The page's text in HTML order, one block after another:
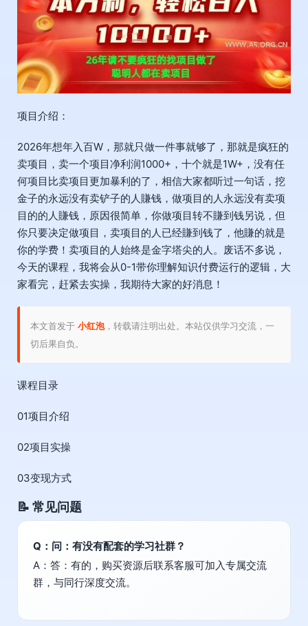
项目介绍：
2026年想年入百W，那就只做一件事就够了，那就是疯狂的
卖项目，卖一个项目净利润1000+，十个就是1W+，没有任
何项目比卖项目更加暴利的了，相信大家都听过一句话，挖
金子的永远没有卖铲子的人賺钱，做项目的人永远没有卖项
目的的人賺钱，原因很简单，你做项目转不賺到钱另说，但
你只要决定做项目，卖项目的人已经賺到钱了，他賺的就是
你的学费！卖项目的人始终是金字塔尖的人。废话不多说，
今天的课程，我将会从0-1带你理解知识付费运行的逻辑，大
家看完，赶紧去实操，我期待大家的好消息！
本文首发于 小红泡，转载请注明出处。本站仅供学习交流，一
切后果自负。
课程目录
01项目介绍
02项目实操
03变现方式
📝 常见问题
Q：问：有没有配套的学习社群？
A：答：有的，购买资源后联系客服可加入专属交流
群，与同行深度交流。